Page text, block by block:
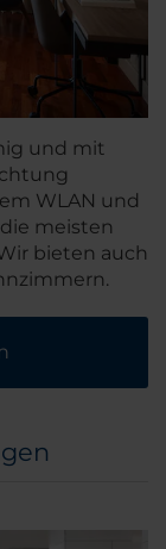
und mit
WLAN und
meisten
bieten auch